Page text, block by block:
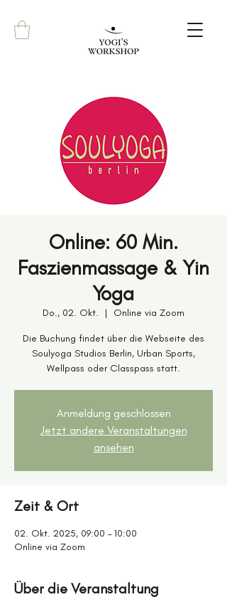
Online: 60 Min.
Faszienmassage & Yin
Yoga
Do., 02. Okt.
  |
Online via Zoom
Die Buchung findet über die Webseite des
Soulyoga Studios Berlin, Urban Sports,
Wellpass oder Classpass statt.
Anmeldung geschlossen
Jetzt andere Veranstaltungen
ansehen
Zeit & Ort
02. Okt. 2025, 09:00 – 10:00
Online via Zoom
Über die Veranstaltung